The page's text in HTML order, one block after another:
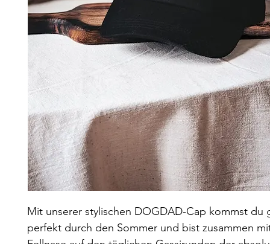
Mit unserer stylischen DOGDAD-Cap kommst du
perfekt durch den Sommer und bist zusammen